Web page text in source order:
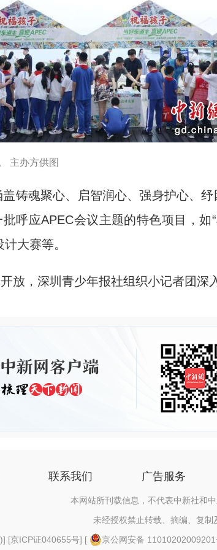
主办方供图
魂聚心、启智润心、强身护心、纾
呼应APEC会议主题的特色项目，如
大赛等。
，深圳青少年报社组织小记者团深
联系我们 广告服务
本网站所刊载信息，不代表中新社和
未经授权禁止转载、摘编、复制
] [京ICP证040655号] [ 京公网安备 11010202009201